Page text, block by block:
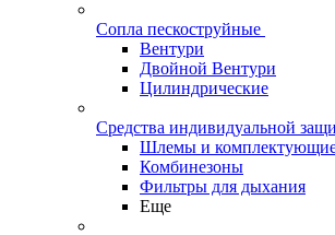
Сопла пескоструйные
Вентури
Двойной Вентури
Цилиндрические
Средства индивидуальной
Шлемы и
Комбинезоны
Фильтры для дыхания
Еще